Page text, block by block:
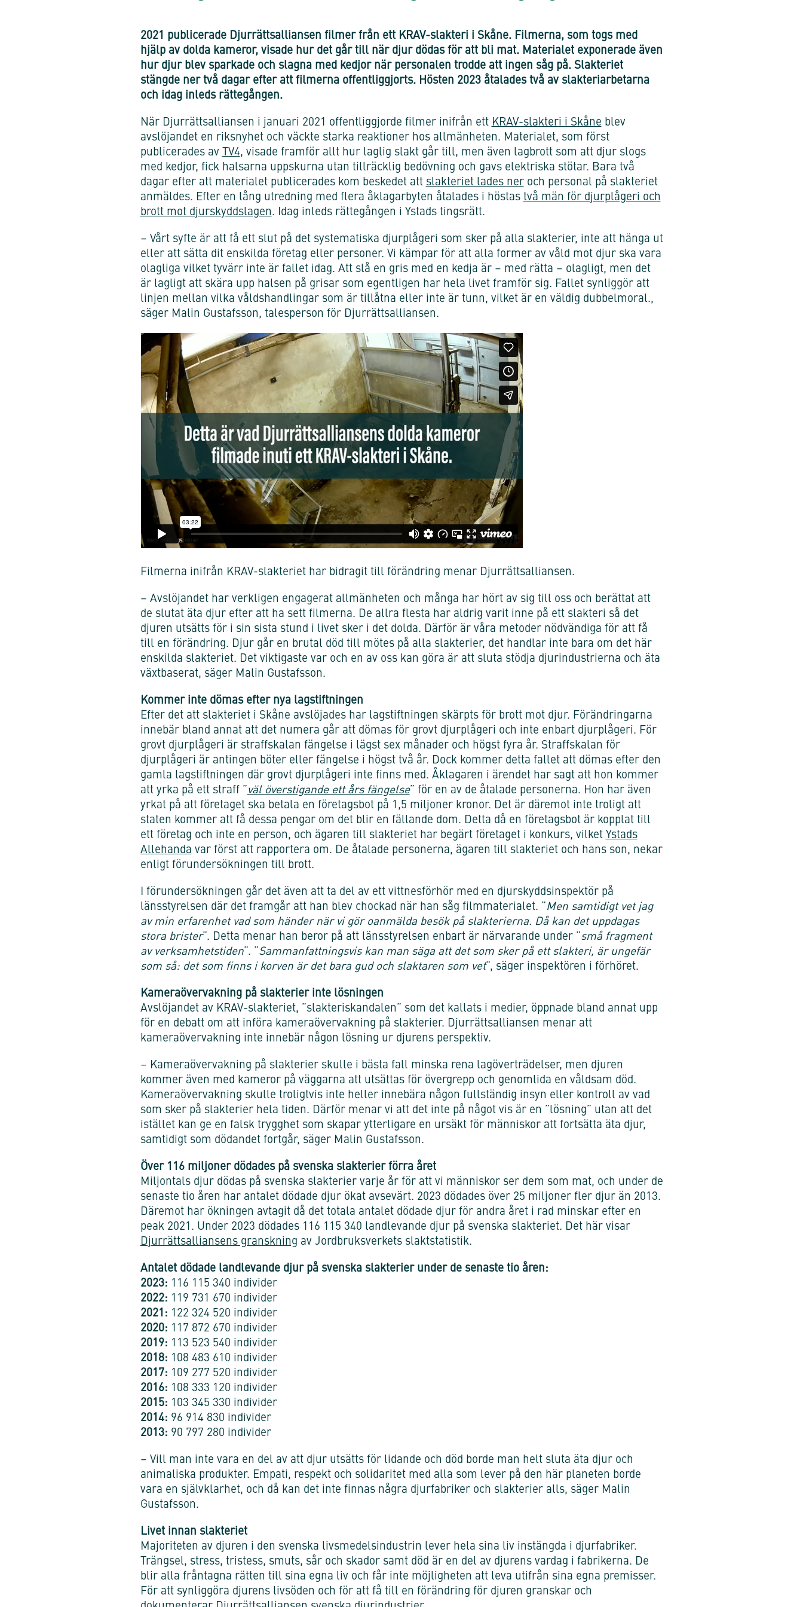
2021 publicerade Djurrättsalliansen filmer från ett KRAV-slakteri i Skåne. Filmerna, som togs med
hjälp av dolda kameror, visade hur det går till när djur dödas för att bli mat. Materialet exponerade även
hur djur blev sparkade och slagna med kedjor när personalen trodde att ingen såg på. Slakteriet
stängde ner två dagar efter att filmerna offentliggjorts. Hösten 2023 åtalades två av slakteriarbetarna
och idag inleds rättegången.
När Djurrättsalliansen i januari 2021 offentliggjorde filmer inifrån ett KRAV-slakteri i Skåne blev
avslöjandet en riksnyhet och väckte starka reaktioner hos allmänheten. Materialet, som först
publicerades av TV4, visade framför allt hur laglig slakt går till, men även lagbrott som att djur slogs
med kedjor, fick halsarna uppskurna utan tillräcklig bedövning och gavs elektriska stötar. Bara två
dagar efter att materialet publicerades kom beskedet att slakteriet lades neroch personal på slakteriet
anmäldes. Efter en lång utredning med flera åklagarbyten åtalades i höstas två män för djurplågeri och
brott mot djurskyddslagen. Idag inleds rättegången i Ystads tingsrätt.
– Vårt syfte är att få ett slut på det systematiska djurplågeri som sker på alla slakterier, inte att hänga ut
eller att sätta dit enskilda företag eller personer. Vi kämpar för att alla former av våld mot djur ska vara
olagliga vilket tyvärr inte är fallet idag. Att slå en gris med en kedja är – med rätta – olagligt, men det
är lagligt att skära upp halsen på grisar som egentligen har hela livet framför sig. Fallet synliggör att
linjen mellan vilka våldshandlingar som är tillåtna eller inte är tunn, vilket är en väldig dubbelmoral.,
säger Malin Gustafsson, talesperson för Djurrättsalliansen.
Filmerna inifrån KRAV-slakteriet har bidragit till förändring menar Djurrättsalliansen.
– Avslöjandet har verkligen engagerat allmänheten och många har hört av sig till oss och berättat att
de slutat äta djur efter att ha sett filmerna. De allra flesta har aldrig varit inne på ett slakteri så det
djuren utsätts för i sin sista stund i livet sker i det dolda. Därför är våra metoder nödvändiga för att få
till en förändring. Djur går en brutal död till mötes på alla slakterier, det handlar inte bara om det här
enskilda slakteriet. Det viktigaste var och en av oss kan göra är att sluta stödja djurindustrierna och äta
växtbaserat, säger Malin Gustafsson.
Kommer inte dömas efter nya lagstiftningen
Efter det att slakteriet i Skåne avslöjades har lagstiftningen skärpts för brott mot djur. Förändringarna
innebär bland annat att det numera går att dömas för grovt djurplågeri och inte enbart djurplågeri. För
grovt djurplågeri är straffskalan fängelse i lägst sex månader och högst fyra år. Straffskalan för
djurplågeri är antingen böter eller fängelse i högst två år. Dock kommer detta fallet att dömas efter den
gamla lagstiftningen där grovt djurplågeri inte finns med. Åklagaren i ärendet har sagt att hon kommer
att yrka på ett straff ”väl överstigande ett års fängelse” för en av de åtalade personerna. Hon har även
yrkat på att företaget ska betala en företagsbot på 1,5 miljoner kronor. Det är däremot inte troligt att
staten kommer att få dessa pengar om det blir en fällande dom. Detta då en företagsbot är kopplat till
ett företag och inte en person, och ägaren till slakteriet har begärt företaget i konkurs, vilket Ystads
Allehanda var först att rapportera om. De åtalade personerna, ägaren till slakteriet och hans son, nekar
enligt förundersökningen till brott.
I förundersökningen går det även att ta del av ett vittnesförhör med en djurskyddsinspektör på
länsstyrelsen där det framgår att han blev chockad när han såg filmmaterialet. ”Men samtidigt vet jag
av min erfarenhet vad som händer när vi gör oanmälda besök på slakterierna. Då kan det uppdagas
stora brister”. Detta menar han beror på att länsstyrelsen enbart är närvarande under ”små fragment
av verksamhetstiden”. ”Sammanfattningsvis kan man säga att det som sker på ett slakteri, är ungefär
som så: det som finns i korven är det bara gud och slaktaren som vet”, säger inspektören i förhöret.
Kameraövervakning på slakterier inte lösningen
Avslöjandet av KRAV-slakteriet, ”slakteriskandalen” som det kallats i medier, öppnade bland annat upp
för en debatt om att införa kameraövervakning på slakterier. Djurrättsalliansen menar att
kameraövervakning inte innebär någon lösning ur djurens perspektiv.
– Kameraövervakning på slakterier skulle i bästa fall minska rena lagöverträdelser, men djuren
kommer även med kameror på väggarna att utsättas för övergrepp och genomlida en våldsam död.
Kameraövervakning skulle troligtvis inte heller innebära någon fullständig insyn eller kontroll av vad
som sker på slakterier hela tiden. Därför menar vi att det inte på något vis är en ”lösning” utan att det
istället kan ge en falsk trygghet som skapar ytterligare en ursäkt för människor att fortsätta äta djur,
samtidigt som dödandet fortgår, säger Malin Gustafsson.
Över 116 miljoner dödades på svenska slakterier förra året
Miljontals djur dödas på svenska slakterier varje år för att vi människor ser dem som mat, och under de
senaste tio åren har antalet dödade djur ökat avsevärt. 2023 dödades över 25 miljoner fler djur än 2013.
Däremot har ökningen avtagit då det totala antalet dödade djur för andra året i rad minskar efter en
peak 2021. Under 2023 dödades 116 115 340 landlevande djur på svenska slakteriet. Det här visar
Djurrättsalliansens granskning av Jordbruksverkets slaktstatistik.
Antalet dödade landlevande djur på svenska slakterier under de senaste tio åren:
2023: 116 115 340 individer
2022: 119 731 670 individer
2021: 122 324 520 individer
2020: 117 872 670 individer
2019: 113 523 540 individer
2018: 108 483 610 individer
2017: 109 277 520 individer
2016: 108 333 120 individer
2015: 103 345 330 individer
2014: 96 914 830 individer
2013: 90 797 280 individer
– Vill man inte vara en del av att djur utsätts för lidande och död borde man helt sluta äta djur och
animaliska produkter. Empati, respekt och solidaritet med alla som lever på den här planeten borde
vara en självklarhet, och då kan det inte finnas några djurfabriker och slakterier alls, säger Malin
Gustafsson.
Livet innan slakteriet
Majoriteten av djuren i den svenska livsmedelsindustrin lever hela sina liv instängda i djurfabriker.
Trängsel, stress, tristess, smuts, sår och skador samt död är en del av djurens vardag i fabrikerna. De
blir alla fråntagna rätten till sina egna liv och får inte möjligheten att leva utifrån sina egna premisser.
För att synliggöra djurens livsöden och för att få till en förändring för djuren granskar och